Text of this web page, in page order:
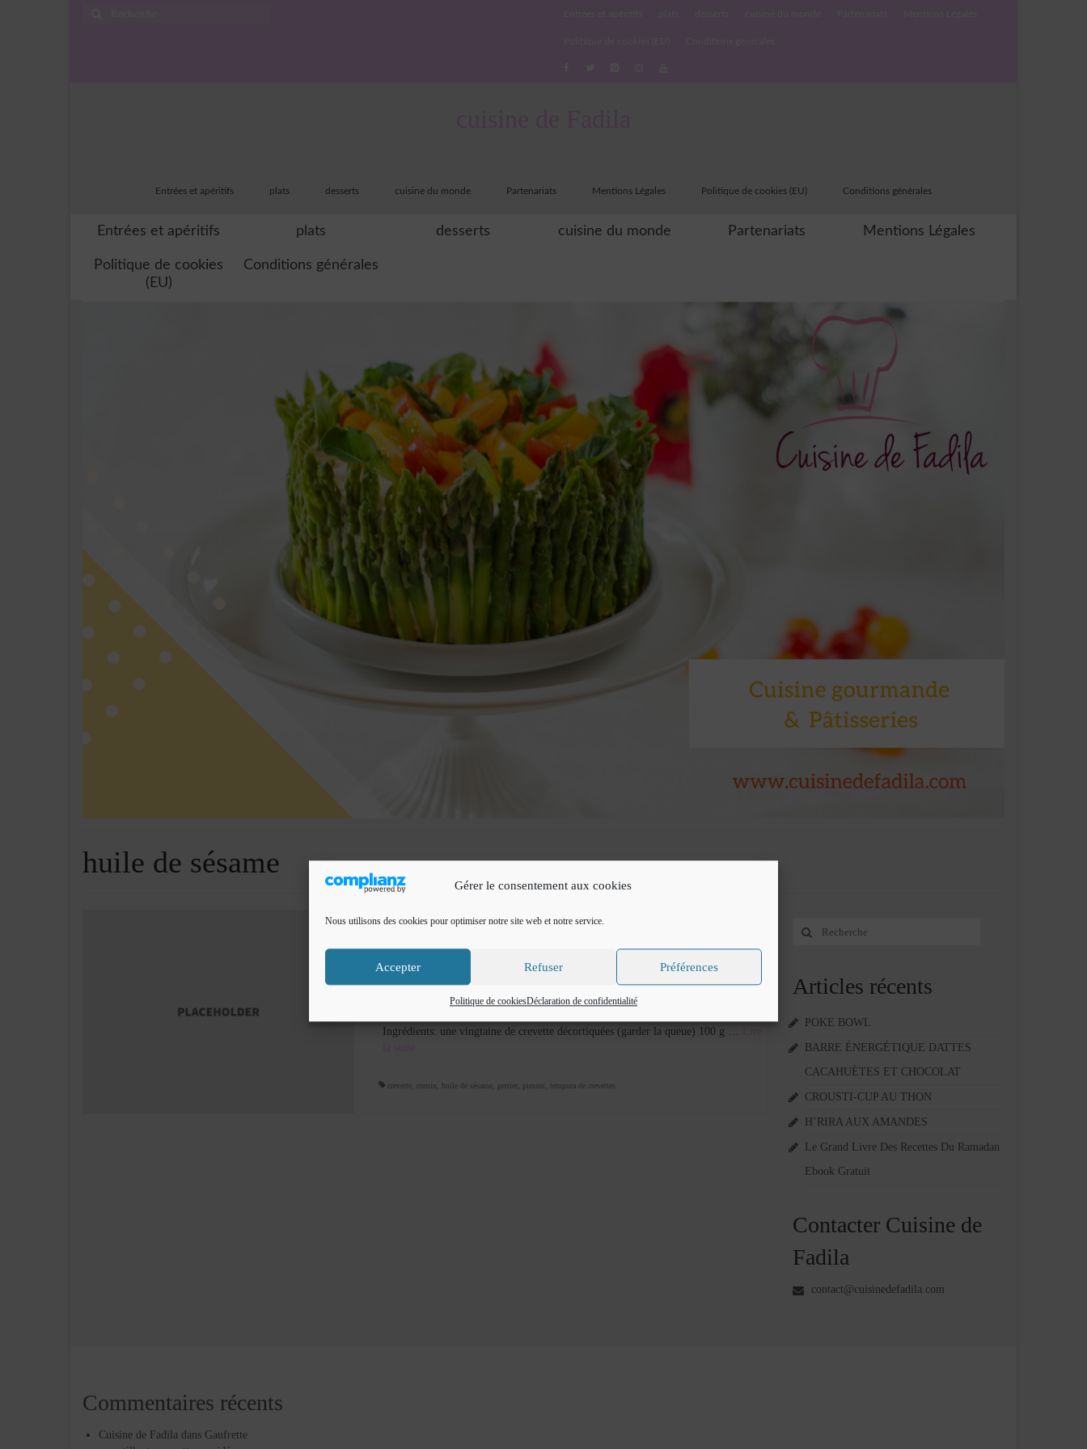
Gérer le consentement aux cookies
Nous utilisons des cookies pour optimiser notre site web et notre service.
Accepter Refuser Préférences
Politique de cookiesDéclaration de confidentialité
Entrées et apéritifs plats desserts cuisine du monde Partenariats Mentions Légales Politique de cookies (EU) Conditions générales
Entrées et apéritifs plats desserts cuisine du monde Partenariats Mentions Légales
Politique de cookies
(EU)
Conditions générales
huile de sésame
SEP 2011
Tempura de crevettes
parCuisine de Fadila
Bonjour Le secret d’une bonne tempura réside dans l’utilisation d’eau bien
Ingrédients: une vingtaine de crevette décortiquées (garder la queue) 100 g …
crevette, cumin, huile de sésame, perrier, piment, tempura de crevettes
Rechercher
Articles récents
POKE BOWL
BARRE ÉNERGÉTIQUE DATTES
CACAHUÈTES ET CHOCOLAT
CROUSTI-CUP AU THON
H’RIRA AUX AMANDES
Le Grand Livre Des Recettes Du Ramadan
Ebook Gratuit
Contacter Cuisine de
Fadila
contact@cuisinedefadila.com
Commentaires récents
Cuisine de Fadila dans Gaufrette